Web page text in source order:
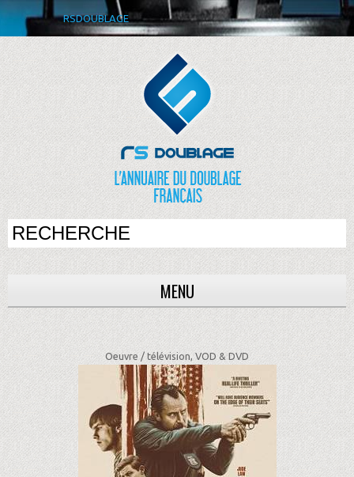
RSDOUBLAGE
MENU
Oeuvre / télévision, VOD & DVD